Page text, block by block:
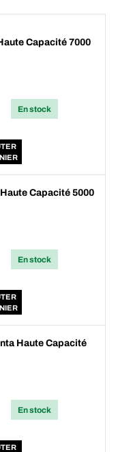
Capacité 7000
En stock
Capacité 5000
En stock
Haute Capacité
En stock